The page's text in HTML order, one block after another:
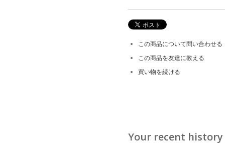
この商品について問い合わせる
この商品を友達に教える
買い物を続ける
Your recent history